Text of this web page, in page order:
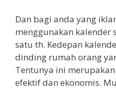
Dan bagi anda yang
menggunakan kalender
satu th. Kedepan
dinding rumah orang
Tentunya ini
efektif dan ekonomis.